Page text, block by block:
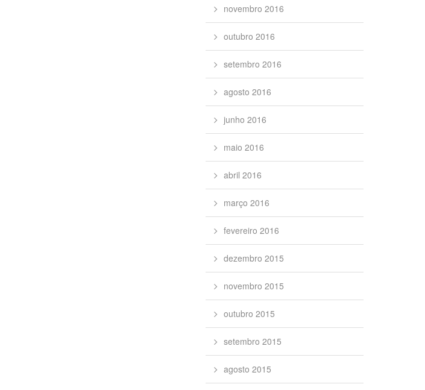
novembro 2016
outubro 2016
setembro 2016
agosto 2016
junho 2016
maio 2016
abril 2016
março 2016
fevereiro 2016
dezembro 2015
novembro 2015
outubro 2015
setembro 2015
agosto 2015